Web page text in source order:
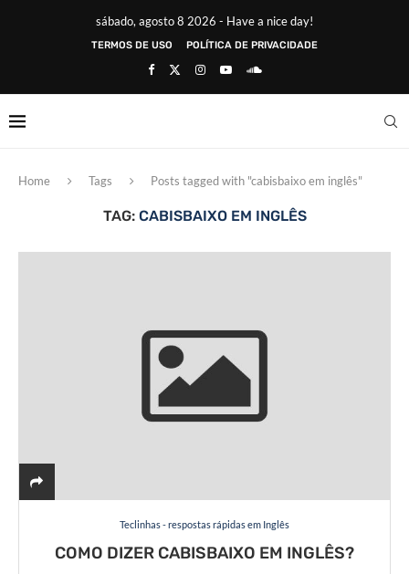
sábado, agosto 8 2026 - Have a nice day!
TERMOS DE USO POLÍTICA DE PRIVACIDADE
Home Tags Posts tagged with "cabisbaixo em inglês"
TAG: CABISBAIXO EM INGLÊS
Teclinhas - respostas rápidas em Inglês
COMO DIZER CABISBAIXO EM INGLÊS?